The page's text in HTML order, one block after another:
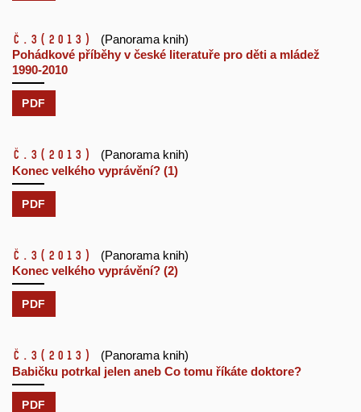
č.3 (2013)
(Panorama knih)
Pohádkové příběhy v české literatuře pro děti a mládež
1990-2010
PDF
č.3 (2013)
(Panorama knih)
Konec velkého vyprávění? (1)
PDF
č.3 (2013)
(Panorama knih)
Konec velkého vyprávění? (2)
PDF
č.3 (2013)
(Panorama knih)
Babičku potrkal jelen aneb Co tomu říkáte doktore?
PDF